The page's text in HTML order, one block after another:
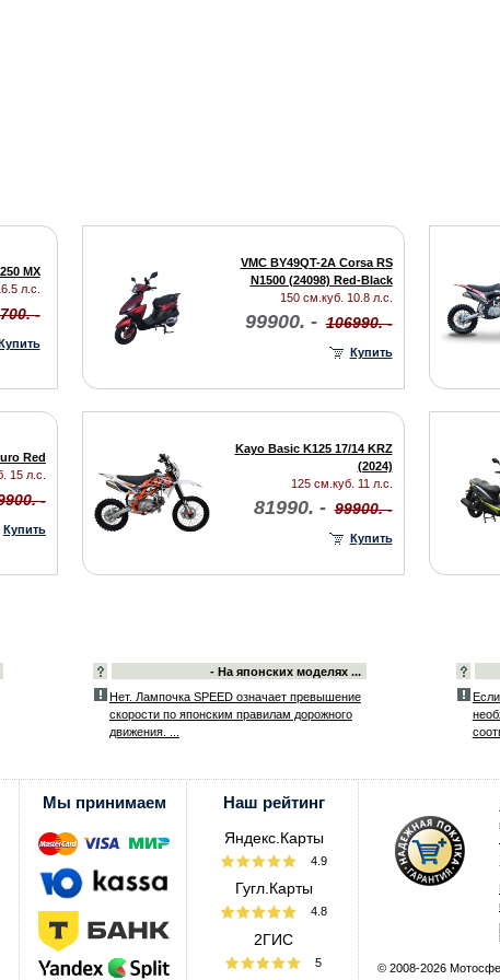
MX
л.с.
-
VMC BY49QT-2A Corsa RS
N1500 (24098) Red-Black
150 см.куб. 10.8 л.с.
99900. - 106990. -
Купить
Red
15 л.с.
-
Купить
Kayo Basic K125 17/14 KRZ
(2024)
125 см.куб. 11 л.с.
81990. - 99900. -
Купить
- На японских моделях ...
Нет. Лампочка SPEED означает превышение
скорости по японским правилам дорожного
движения. ...
Мы принимаем Наш рейтинг
Яндекс.Карты
4.9
Гугл.Карты
4.8
2ГИС
5 © 2008-2026